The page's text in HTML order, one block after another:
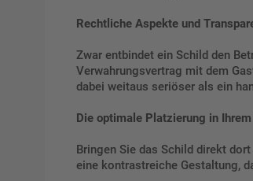
Rechtliche Aspekte und
Zwar entbindet ein Schild den
Verwahrungsvertrag mit dem
dabei weitaus seriöser als ein
Die optimale Platzierung in
Bringen Sie das Schild direkt
eine kontrastreiche Gestaltung,